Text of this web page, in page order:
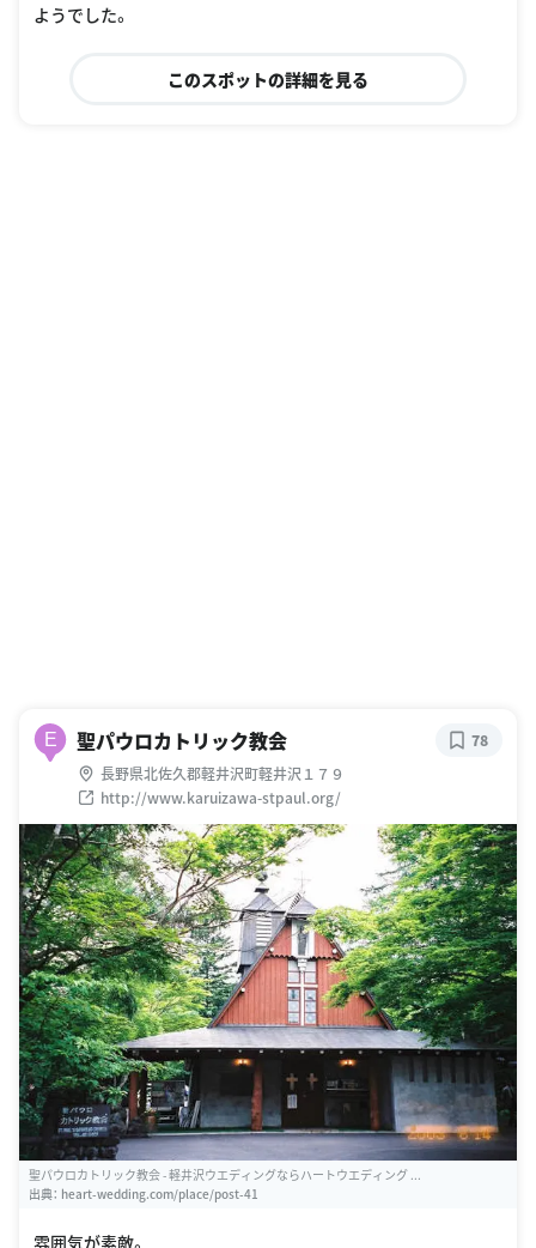
ようでした。
このスポットの詳細を見る
E 聖パウロカトリック教会
長野県北佐久郡軽井沢町軽井沢１７９
http://www.karuizawa-stpaul.org/
78
聖パウロカトリック教会 - 軽井沢ウエディングならハートウエディング ...
出典： heart-wedding.com/place/post-41
雰囲気が素敵。